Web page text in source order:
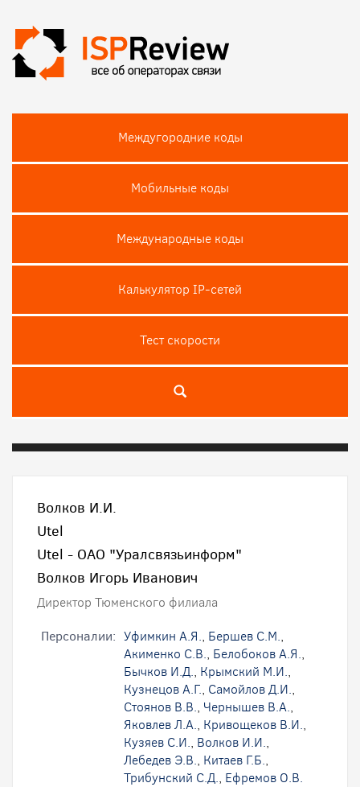
Междугородние коды
Мобильные коды
Международные коды
Калькулятор IP-сетей
Тест скороcти
Волков И.И.
Utel
Utel - ОАО "Уралсвязьинформ"
Волков Игорь Иванович
Директор Тюменского филиала
Персоналии: Уфимкин А.Я., Бершев С.М.,
Акименко С.В., Белобоков А.Я.,
Бычков И.Д., Крымский М.И.,
Кузнецов А.Г., Самойлов Д.И.,
Стоянов В.В., Чернышев В.А.,
Яковлев Л.А., Кривощеков В.И.,
Кузяев С.И., Волков И.И.,
Лебедев Э.В., Китаев Г.Б.,
Трибунский С.Д., Ефремов О.В.